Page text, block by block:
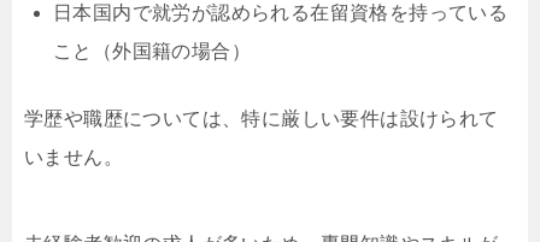
日本国内で就労が認められる在留資格を持っている
こと（外国籍の場合）
学歴や職歴については、特に厳しい要件は設けられて
いません。